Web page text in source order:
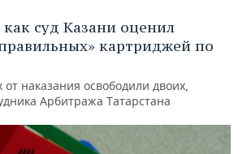
суд Казани оценил
картриджей по
наказания освободили двоих,
Арбитража Татарстана